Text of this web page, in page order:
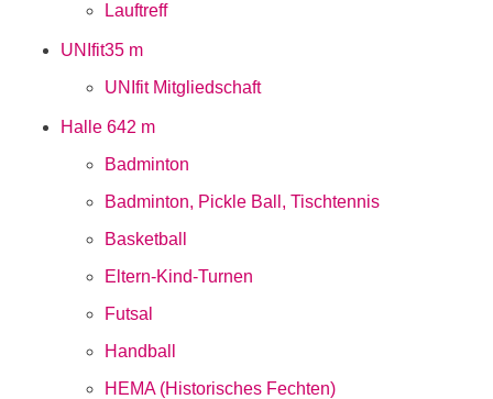
Lauftreff
UNIfit35 m
UNIfit Mitgliedschaft
Halle 642 m
Badminton
Badminton, Pickle Ball, Tischtennis
Basketball
Eltern-Kind-Turnen
Futsal
Handball
HEMA (Historisches Fechten)